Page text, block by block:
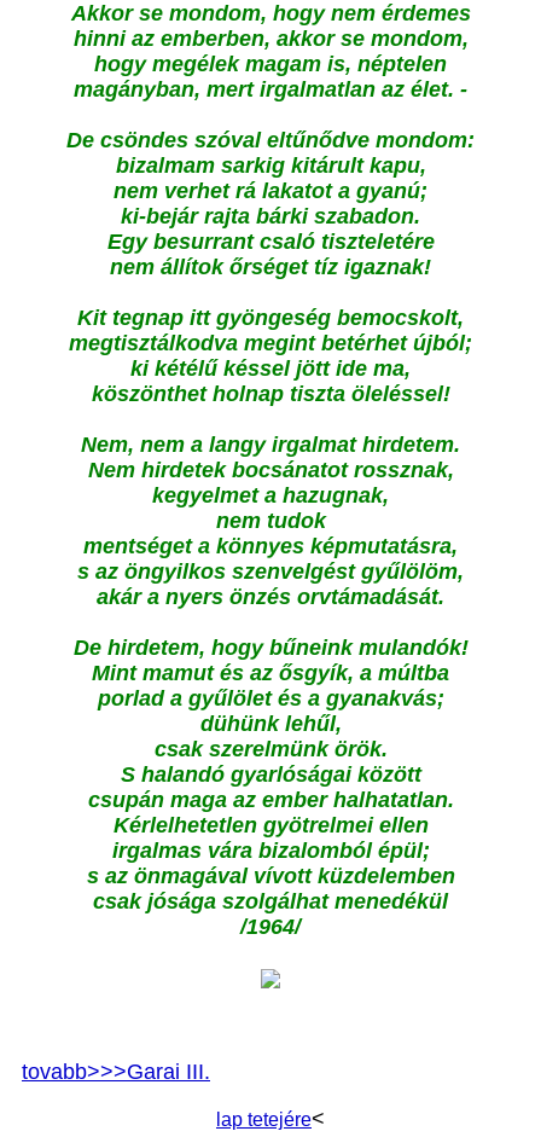
Akkor se mondom, hogy nem érdemes
hinni az emberben, akkor se mondom,
hogy megélek magam is, néptelen
magányban, mert irgalmatlan az élet. -
De csöndes szóval eltűnődve mondom:
bizalmam sarkig kitárult kapu,
nem verhet rá lakatot a gyanú;
ki-bejár rajta bárki szabadon.
Egy besurrant csaló tiszteletére
nem állítok őrséget tíz igaznak!
Kit tegnap itt gyöngeség bemocskolt,
megtisztálkodva megint betérhet újból;
ki kétélű késsel jött ide ma,
köszönthet holnap tiszta öleléssel!
Nem, nem a langy irgalmat hirdetem.
Nem hirdetek bocsánatot rossznak,
kegyelmet a hazugnak,
nem tudok
mentséget a könnyes képmutatásra,
s az öngyilkos szenvelgést gyűlölöm,
akár a nyers önzés orvtámadását.
De hirdetem, hogy bűneink mulandók!
Mint mamut és az ősgyík, a múltba
porlad a gyűlölet és a gyanakvás;
dühünk lehűl,
csak szerelmünk örök.
S halandó gyarlóságai között
csupán maga az ember halhatatlan.
Kérlelhetetlen gyötrelmei ellen
irgalmas vára bizalomból épül;
s az önmagával vívott küzdelemben
csak jósága szolgálhat menedékül
/1964/
tovabb>>>Garai III.
lap tetejére<